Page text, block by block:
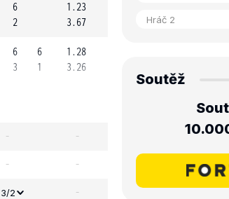
6
2
1.23
3.67
6
3
6
1
1.28
3.26
- -
- -
3/2 -
Soutěž